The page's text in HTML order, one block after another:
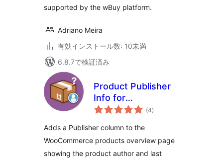
supported by the wBuy platform.
Adriano Meira
有効インストール数: 10未満
6.8.7で検証済み
Product Publisher
Info for
WooCommerce
(4個
の)
Adds a Publisher column to the
WooCommerce products overview page
showing the product author and last